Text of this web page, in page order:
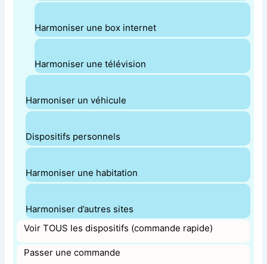
Harmoniser une box internet
Harmoniser une télévision
Harmoniser un véhicule
Dispositifs personnels
Harmoniser une habitation
Harmoniser d’autres sites
Voir TOUS les dispositifs (commande rapide)
Passer une commande